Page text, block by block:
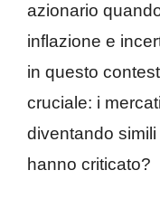
azionario
inflazione e
in questo
cruciale: i
diventando
hanno criticato?